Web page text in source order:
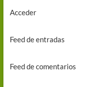
Acceder
Feed de entradas
Feed de comentarios